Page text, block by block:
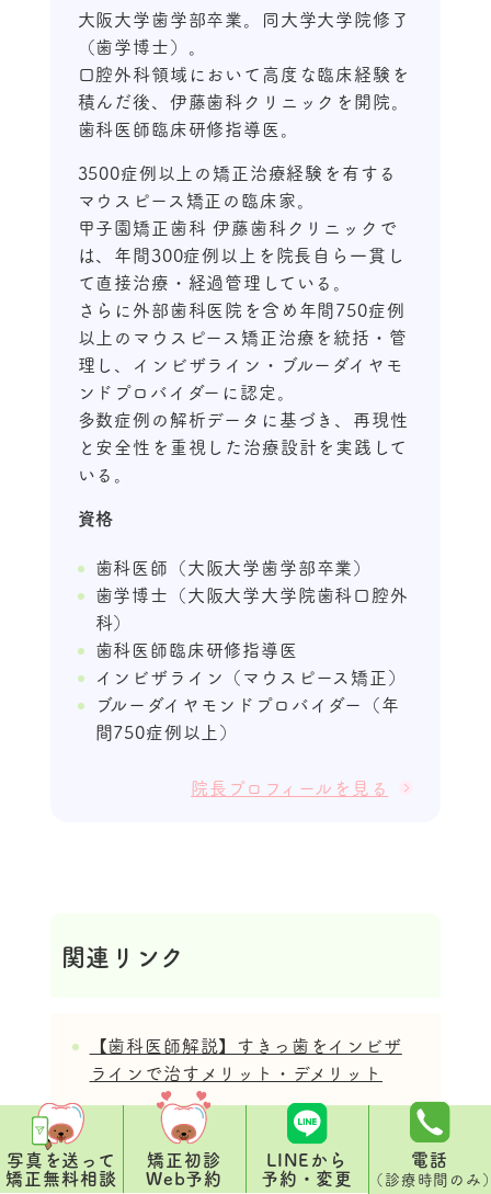
大阪大学歯学部卒業。同大学大学院修了
（歯学博士）。
口腔外科領域において高度な臨床経験を
積んだ後、伊藤歯科クリニックを開院。
歯科医師臨床研修指導医。
3500症例以上の矯正治療経験を有する
マウスピース矯正の臨床家。
甲子園矯正歯科 伊藤歯科クリニックで
は、年間300症例以上を院長自ら一貫し
て直接治療・経過管理している。
さらに外部歯科医院を含め年間750症例
以上のマウスピース矯正治療を統括・管
理し、インビザライン・ブルーダイヤモ
ンドプロバイダーに認定。
多数症例の解析データに基づき、再現性
と安全性を重視した治療設計を実践して
いる。
資格
歯科医師（大阪大学歯学部卒業）
歯学博士（大阪大学大学院歯科口腔外
科）
歯科医師臨床研修指導医
インビザライン（マウスピース矯正）
ブルーダイヤモンドプロバイダー（年
間750症例以上）
院長プロフィールを見る
関連リンク
【歯科医師解説】すきっ歯をインビザ
ラインで治すメリット・デメリット
【歯科医師解説】開咬にはインビザラ
イン治療が最適。治療せず放置する悪
影響5つを解説
写真を送って
矯正無料相談
矯正初診
Web予約
LINEから
予約・変更
電話
（診療時間のみ